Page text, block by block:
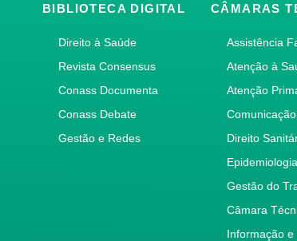
BIBLIOTECA DIGITAL
Direito à Saúde
Revista Consensus
Conass Documenta
Conass Debate
Gestão e Redes
CÂMARAS
Assistência
Atenção à
Atenção
Direito
Epidemiologia
Gestão do
Câmara
Informação